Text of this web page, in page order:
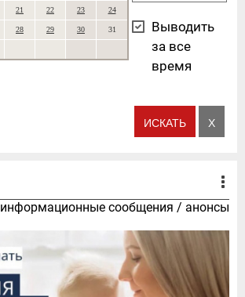
21 22 23 24
28 29 30 31
Выводить
за все
время
информационные сообщения / анонсы